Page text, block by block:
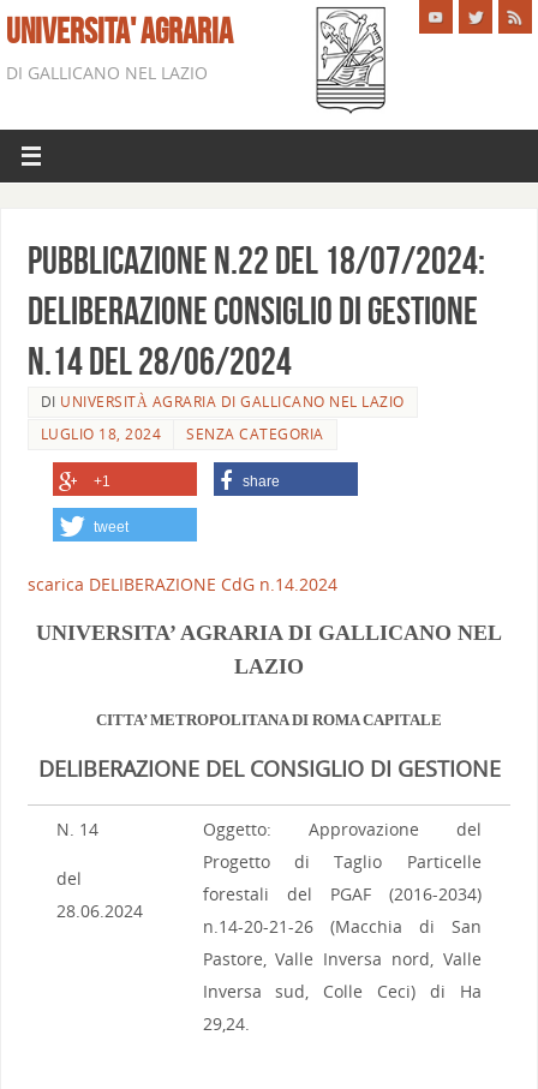
UNIVERSITA' AGRARIA
DI GALLICANO NEL LAZIO
Pubblicazione n.22 del 18/07/2024:
Deliberazione Consiglio di Gestione
n.14 del 28/06/2024
DI UNIVERSITÀ AGRARIA DI GALLICANO NEL LAZIO
LUGLIO 18, 2024
SENZA CATEGORIA
+1 share
tweet
scarica DELIBERAZIONE CdG n.14.2024
UNIVERSITA’ AGRARIA DI GALLICANO NEL
LAZIO
CITTA’ METROPOLITANA DI ROMA CAPITALE
DELIBERAZIONE DEL CONSIGLIO DI GESTIONE
N. 14
del
28.06.2024
Oggetto: Approvazione del
Progetto di Taglio Particelle
forestali del PGAF (2016-2034)
n.14-20-21-26 (Macchia di San
Pastore, Valle Inversa nord, Valle
Inversa sud, Colle Ceci) di Ha
29,24.